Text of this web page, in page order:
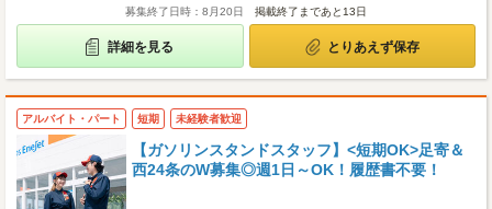
募集終了日時：8月20日 掲載終了まであと13日
詳細を見る とりあえず保存
アルバイト・パート 短期 未経験者歓迎
【ガソリンスタンドスタッフ】<短期OK>足寄＆
西24条のW募集◎週1日～OK！履歴書不要！